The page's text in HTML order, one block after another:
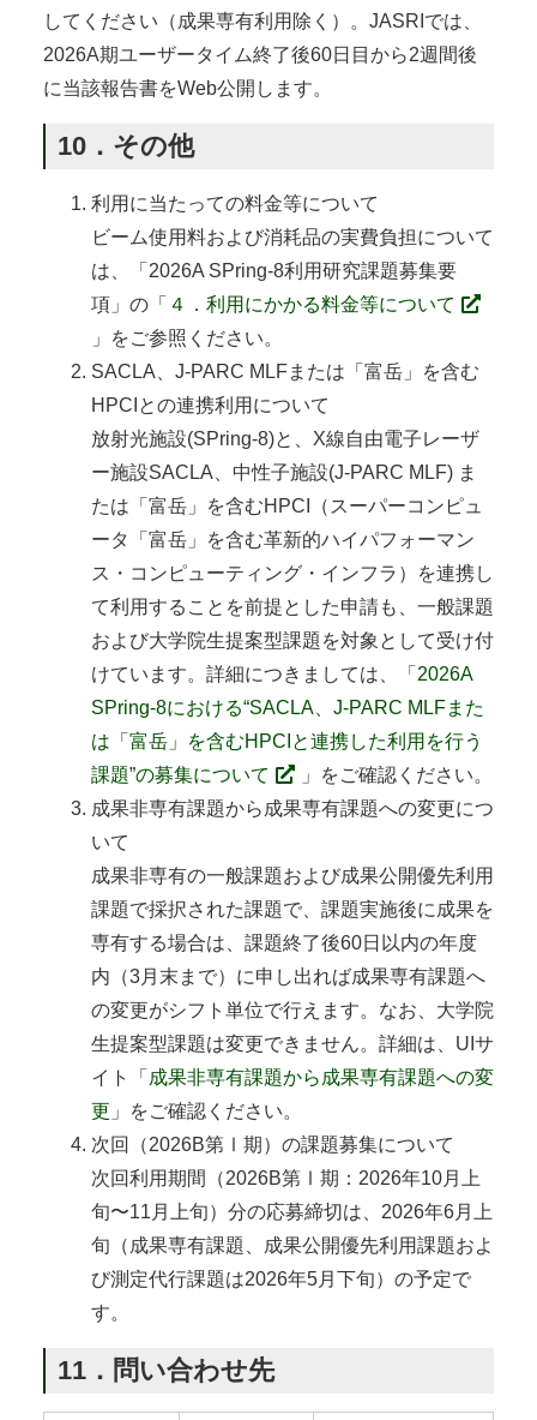
してください（成果専有利用除く）。JASRIでは、
2026A期ユーザータイム終了後60日目から2週間後
に当該報告書をWeb公開します。
10．その他
利用に当たっての料金等について
ビーム使用料および消耗品の実費負担について
は、「2026A SPring-8利用研究課題募集要
項」の「 ４．利用にかかる料金等について
」をご参照ください。
SACLA、J-PARC MLFまたは「富岳」を含む
HPCIとの連携利用について
放射光施設(SPring-8)と、X線自由電子レーザ
ー施設SACLA、中性子施設(J-PARC MLF) ま
たは「富岳」を含むHPCI（スーパーコンピュ
ータ「富岳」を含む革新的ハイパフォーマン
ス・コンピューティング・インフラ）を連携し
て利用することを前提とした申請も、一般課題
および大学院生提案型課題を対象として受け付
けています。詳細につきましては、「 2026A
SPring-8における“SACLA、J-PARC MLFまた
は「富岳」を含むHPCIと連携した利用を行う
課題”の募集について
」をご確認ください。
成果非専有課題から成果専有課題への変更につ
いて
成果非専有の一般課題および成果公開優先利用
課題で採択された課題で、課題実施後に成果を
専有する場合は、課題終了後60日以内の年度
内（3月末まで）に申し出れば成果専有課題へ
の変更がシフト単位で行えます。なお、大学院
生提案型課題は変更できません。詳細は、UIサ
イト「 成果非専有課題から成果専有課題への変
更 」をご確認ください。
次回（2026B第Ⅰ期）の課題募集について
次回利用期間（2026B第Ⅰ期：2026年10月上
旬〜11月上旬）分の応募締切は、2026年6月上
旬（成果専有課題、成果公開優先利用課題およ
び測定代行課題は2026年5月下旬）の予定で
す。
11．問い合わせ先